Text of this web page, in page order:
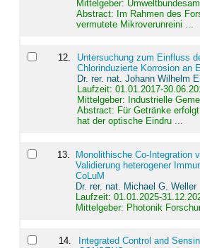
Mittelgeber:
Abstract: Im Rahmen des
vermutete Mikroverunreini ...
12.
Untersuchung zum Einfluss
Chlorinduzierte Korrosion an
Dr. rer. nat. Johann Wilhelm
Laufzeit: 01.01.2017-
Mittelgeber: Industrielle
Abstract: Für Getränke
hat der optische Eindru ...
13.
Monolithische Co-Integration
Validierung heterogener
CoLuM
Dr. rer. nat. Michael G. Weller
Laufzeit: 01.01.2025-
Mittelgeber: Photonik
14.
Integrated Control and